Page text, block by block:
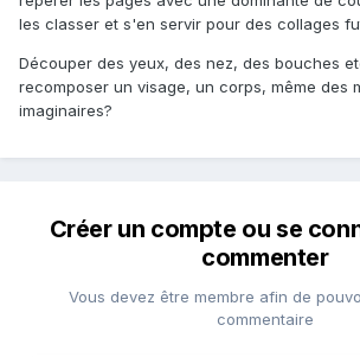
les classer et s'en servir pour des collages
Découper des yeux, des nez, des bouches
recomposer un visage, un corps, même des
imaginaires?
Créer un compte ou se
commenter
Vous devez être membre afin de
commentaire